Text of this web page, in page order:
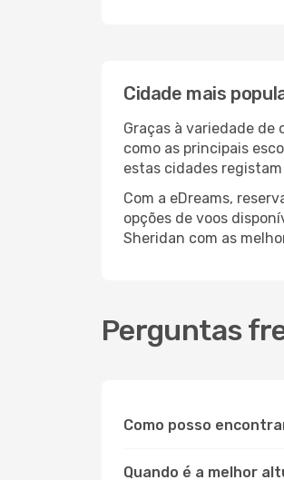
Cidade mais
Graças à variedade
como as principais
estas cidades
Com a eDreams,
opções de voos
Sheridan com as
Perguntas
Como posso
Quando é a melhor